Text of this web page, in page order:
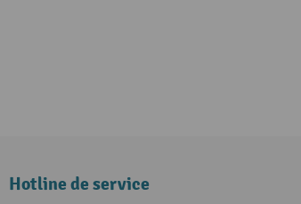
Hotline de service